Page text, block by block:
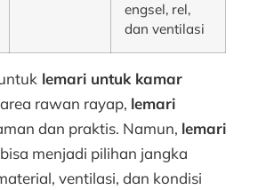
engsel, rel,
dan ventilasi
lemari untuk kamar
rawan rayap, lemari
dan praktis. Namun, lemari
menjadi pilihan jangka
ventilasi, dan kondisi